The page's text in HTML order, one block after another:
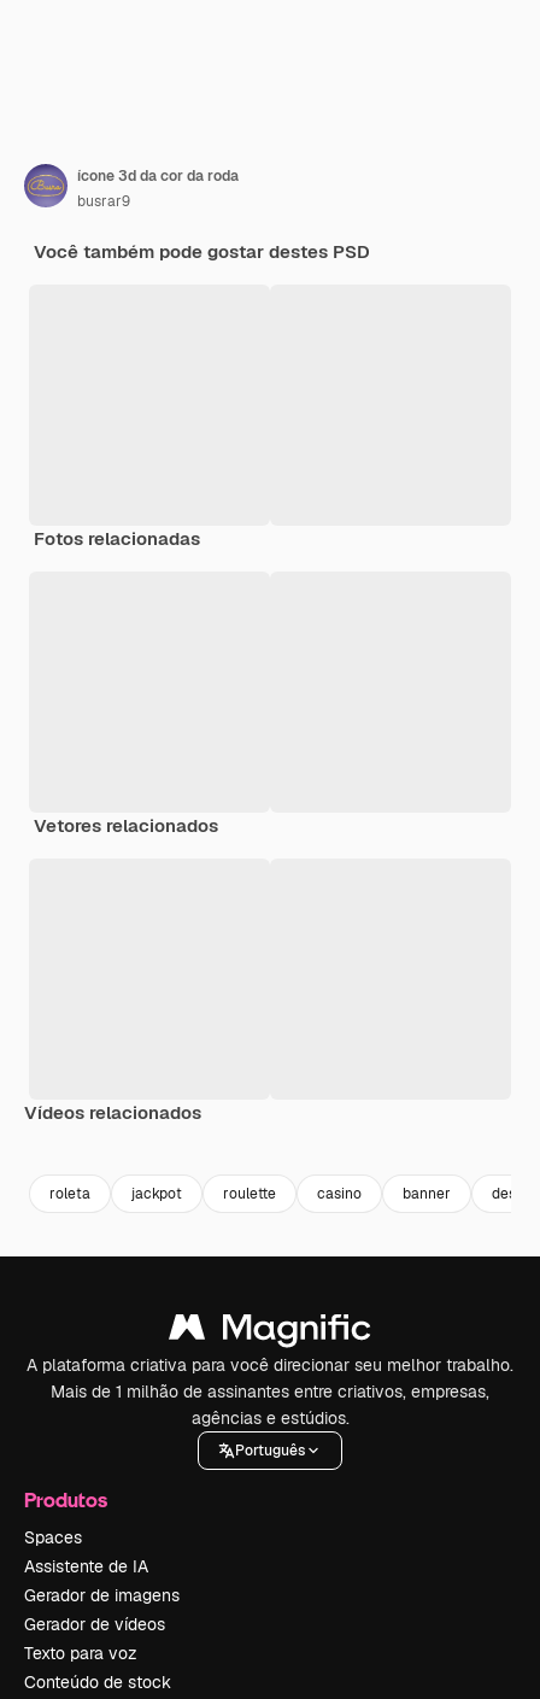
ícone 3d da cor da roda
busrar9
Você também pode gostar destes PSD
Fotos relacionadas
Vetores relacionados
Vídeos relacionados
roleta jackpot roulette casino banner design
A plataforma criativa para você direcionar seu melhor trabalho.
Mais de 1 milhão de assinantes entre criativos, empresas,
agências e estúdios.
Português
Produtos
Spaces
Assistente de IA
Gerador de imagens
Gerador de vídeos
Texto para voz
Conteúdo de stock